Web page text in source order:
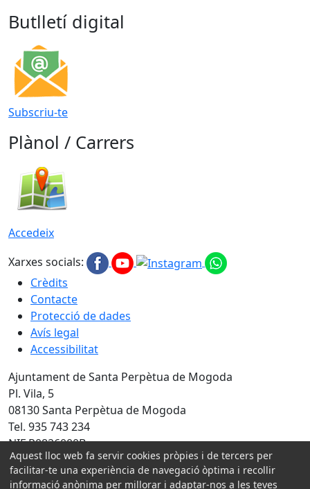
Butlletí digital
Subscriu-te
Plànol / Carrers
Accedeix
Xarxes socials:
Crèdits
Contacte
Protecció de dades
Avís legal
Accessibilitat
Ajuntament de Santa Perpètua de Mogoda
Pl. Vila, 5
08130 Santa Perpètua de Mogoda
Tel. 935 743 234
NIF P0826000B
Amb la col·laboració de:
Aquest lloc web fa servir cookies pròpies i de tercers per
facilitar-te una experiència de navegació òptima i recollir
informació anònima per millorar i adaptar-nos a les teves